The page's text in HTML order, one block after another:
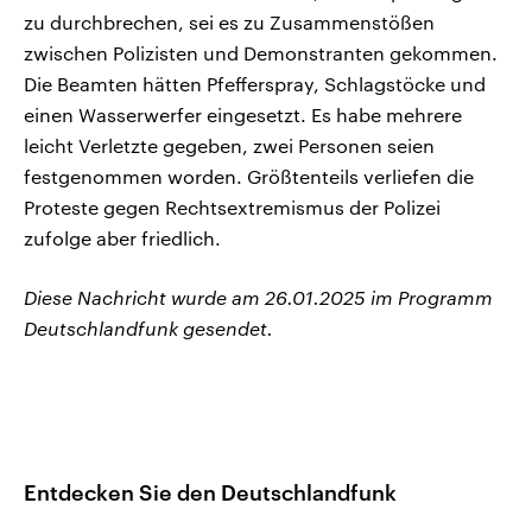
zu durchbrechen, sei es zu Zusammenstößen
zwischen Polizisten und Demonstranten gekommen.
Die Beamten hätten Pfefferspray, Schlagstöcke und
einen Wasserwerfer eingesetzt. Es habe mehrere
leicht Verletzte gegeben, zwei Personen seien
festgenommen worden. Größtenteils verliefen die
Proteste gegen Rechtsextremismus der Polizei
zufolge aber friedlich.
Diese Nachricht wurde am 26.01.2025 im Programm
Deutschlandfunk gesendet.
Entdecken Sie den Deutschlandfunk